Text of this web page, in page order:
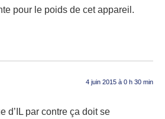
pour le poids de cet appareil.
4 juin 2015 à 0 h 30 min
d’IL par contre ça doit se